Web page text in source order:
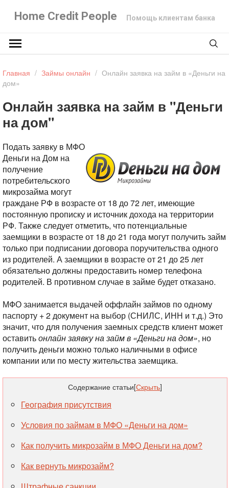
Home Credit People Помощь клиентам банка
Главная / Займы онлайн / Онлайн заявка на займ в «Деньги на
дом»
Онлайн заявка на займ в "Деньги
на дом"
Подать заявку в МФО
Деньги на Дом на
получение
потребительского
микрозайма могут
граждане РФ в возрасте от 18 до 72 лет, имеющие
постоянную прописку и источник дохода на территории
РФ. Также следует отметить, что потенциальные
заемщики в возрасте от 18 до 21 года могут получить займ
только при подписании договора поручительства одного
из родителей. А заемщики в возрасте от 21 до 25 лет
обязательно должны предоставить номер телефона
родителей. В противном случае в займе будет отказано.
МФО занимается выдачей оффлайн займов по одному
паспорту + 2 документ на выбор (СНИЛС, ИНН и т.д.) Это
значит, что для получения заемных средств клиент может
оставитьонлайн заявку на займ в «Деньги на дом», но
получить деньги можно только наличными в офисе
компании или по месту жительства заемщика.
Содержание статьи[Скрыть]
География присутствия
Условия по займам в МФО «Деньги на дом»
Как получить микрозайм в МФО Деньги на дом?
Как вернуть микрозайм?